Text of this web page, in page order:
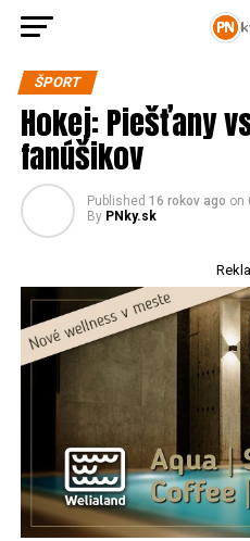
ŠPORT
Hokej: Piešťany
fanúšikov
Published 16 rokov ago on
By PNky.sk